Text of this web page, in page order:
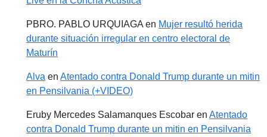
PBRO. PABLO URQUIAGA en Mujer resultó herida
durante situación irregular en centro electoral de
Maturín
Alva en Atentado contra Donald Trump durante un mitin
en Pensilvania (+VIDEO)
Eruby Mercedes Salamanques Escobar en Atentado
contra Donald Trump durante un mitin en Pensilvania